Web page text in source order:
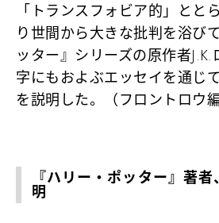
「トランスフォビア的」とと
り世間から大きな批判を浴び
ッター』シリーズの原作者
字にもおよぶエッセイを通じ
を説明した。（フロントロウ編
『ハリー・ポッター』著
明